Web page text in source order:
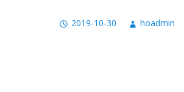
2019-10-30 hoadmin